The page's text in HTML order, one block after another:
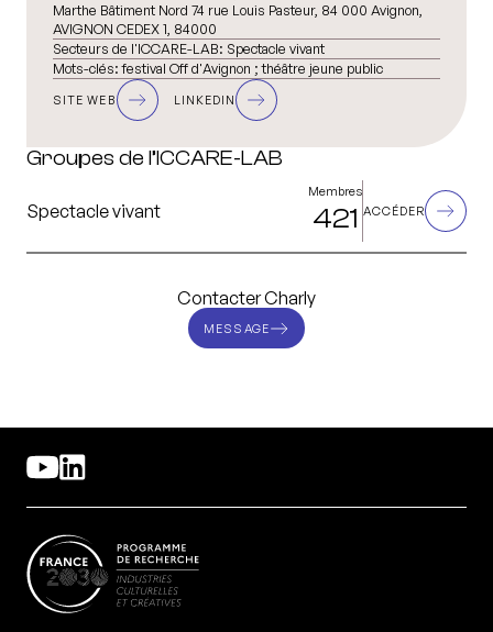
Marthe Bâtiment Nord 74 rue Louis Pasteur, 84 000 Avignon,
AVIGNON CEDEX 1, 84000
Secteurs de l'ICCARE-LAB: Spectacle vivant
Mots-clés:festival Off d'Avignon ; théâtre jeune public
SITE WEB LINKEDIN
Groupes de l’ICCARE-LAB
Spectacle vivant
Membres
421 ACCÉDER
Contacter Charly
MESSAGE